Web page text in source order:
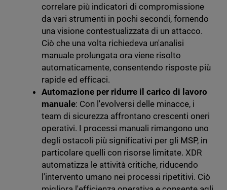
correlare più indicatori di compromissione
da vari strumenti in pochi secondi, fornendo
una visione contestualizzata di un attacco.
Ciò che una volta richiedeva un'analisi
manuale prolungata ora viene risolto
automaticamente, consentendo risposte più
rapide ed efficaci.
Automazione per ridurre il carico di lavoro
manuale: Con l'evolversi delle minacce, i
team di sicurezza affrontano crescenti oneri
operativi. I processi manuali rimangono uno
degli ostacoli più significativi per gli MSP, in
particolare quelli con risorse limitate. XDR
automatizza le attività critiche, riducendo
l'intervento umano nei processi ripetitivi. Ciò